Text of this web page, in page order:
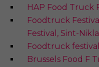
HAP Food Truck
Foodtruck
Festival, Sint-
Foodtruck
Brussels Food F